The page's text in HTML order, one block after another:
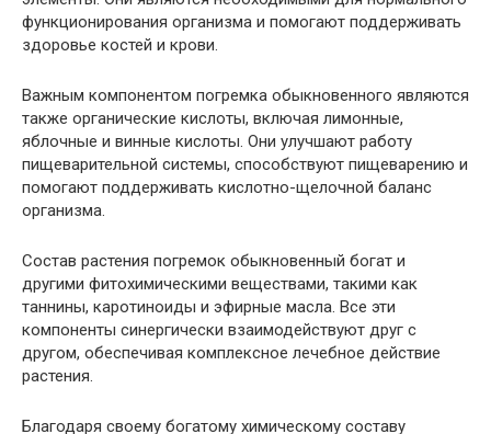
функционирования организма и помогают поддерживать
здоровье костей и крови.
Важным компонентом погремка обыкновенного являются
также органические кислоты, включая лимонные,
яблочные и винные кислоты. Они улучшают работу
пищеварительной системы, способствуют пищеварению и
помогают поддерживать кислотно-щелочной баланс
организма.
Состав растения погремок обыкновенный богат и
другими фитохимическими веществами, такими как
таннины, каротиноиды и эфирные масла. Все эти
компоненты синергически взаимодействуют друг с
другом, обеспечивая комплексное лечебное действие
растения.
Благодаря своему богатому химическому составу